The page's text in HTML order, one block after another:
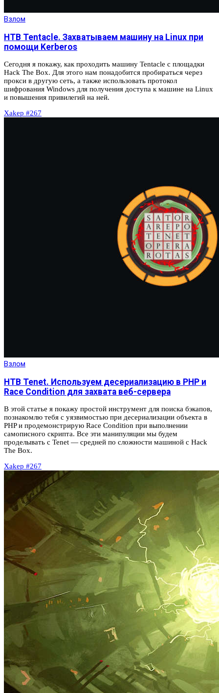
Взлом
HTB Tentacle. Захватываем машину на Linux при
помощи Kerberos
Сегодня я покажу, как проходить машину Tentacle с площадки
Hack The Box. Для этого нам понадобится пробираться через
прокси в другую сеть, а также использовать протокол
шифрования Windows для получения доступа к машине на Linux
и повышения привилегий на ней.
Xakep #267
Взлом
HTB Tenet. Используем десериализацию в PHP и
Race Condition для захвата веб-сервера
В этой статье я покажу простой инструмент для поиска бэкапов,
познакомлю тебя с уязвимостью при десериализации объекта в
PHP и продемонстрирую Race Condition при выполнении
самописного скрипта. Все эти манипуляции мы будем
проделывать с Tenet — средней по сложности машиной с Hack
The Box.
Xakep #267